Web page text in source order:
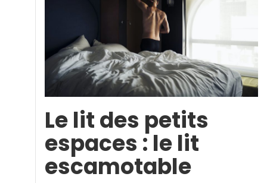
Le lit des petits
espaces : le lit
escamotable